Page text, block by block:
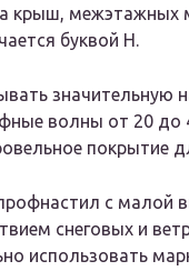
крыш, межэтажных
буквой Н.
значительную
волны от 20 до
с малой
снеговых и
использовать